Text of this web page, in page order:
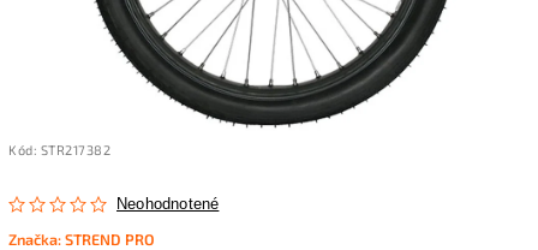
Kód: STR217382
Neohodnotené
Značka:STREND PRO